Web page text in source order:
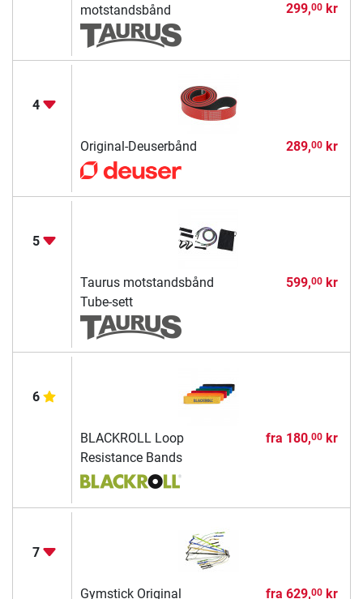
motstandsbånd
299,00kr
4
Original-Deuserbånd 289,00kr
5
Taurus motstandsbånd
Tube-sett
599,00kr
6
BLACKROLL Loop
Resistance Bands
fra 180,00kr
7
Gymstick Original fra 629,00kr